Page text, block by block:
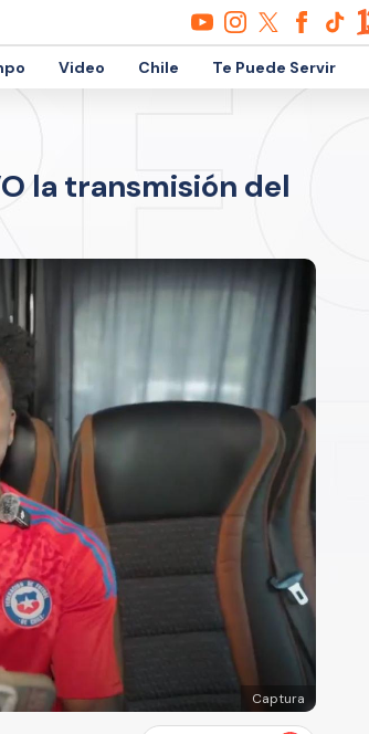
Video Chile Te Puede Servir
la transmisión del
Captura